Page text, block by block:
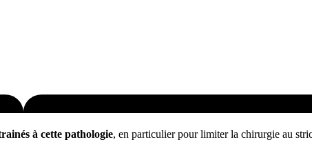
à cette pathologie, en particulier pour limiter la chirurgie au